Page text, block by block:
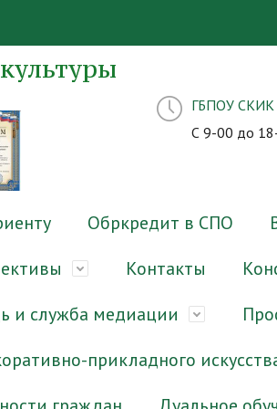
ГБПОУ СКИК
С 9-00 до
Обркредит в СПО
Контакты
и служба медиации
прикладного